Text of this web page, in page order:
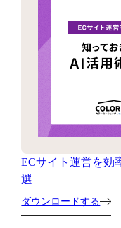
ECサイト運営を効
選
ダウンロードする